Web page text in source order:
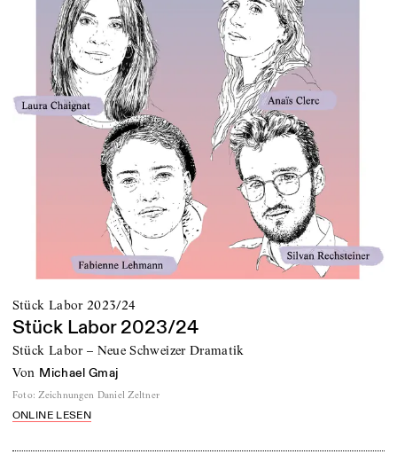
Stück Labor 2023/24
Stück Labor 2023/24
Stück Labor – Neue Schweizer Dramatik
von Michael Gmaj
Foto: Zeichnungen Daniel Zeltner
ONLINE LESEN